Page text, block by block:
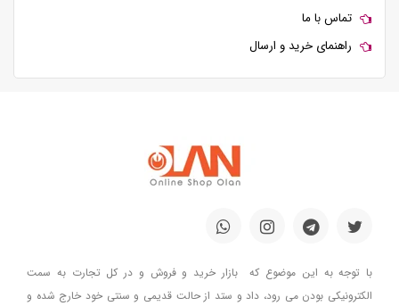
تماس با ما
راهنمای خرید و ارسال
با توجه به این موضوع که بازار خرید و فروش و در کل تجارت به سمت
الکترونیکی بودن می رود، داد و ستد از حالت قدیمی و سنتی خود خارج شده و